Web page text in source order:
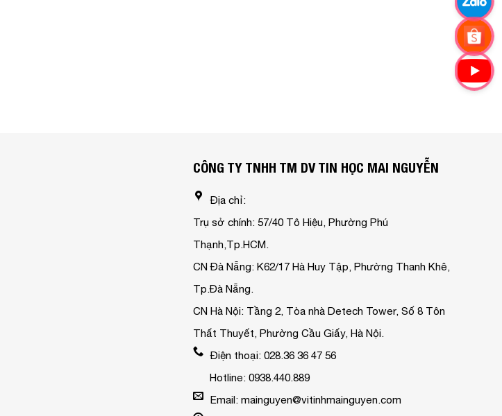
CÔNG TY TNHH TM DV TIN HỌC MAI NGUYỄN
Địa chỉ:
Trụ sở chính: 57/40 Tô Hiệu, Phường Phú
Thạnh,Tp.HCM.
CN Đà Nẵng: K62/17 Hà Huy Tập, Phường Thanh Khê,
Tp.Đà Nẵng.
CN Hà Nội: Tầng 2, Tòa nhà Detech Tower, Số 8 Tôn
Thất Thuyết, Phường Cầu Giấy, Hà Nội.
Điện thoại: 028.36 36 47 56
Hotline: 0938.440.889
Email: mainguyen@vitinhmainguyen.com